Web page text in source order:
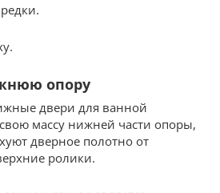
опору
двери для ванной
массу нижней части опоры,
дверное полотно от
ролики.